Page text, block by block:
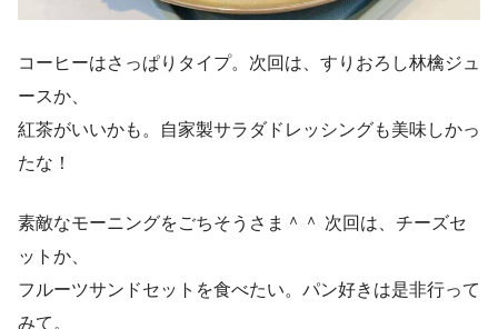
コーヒーはさっぱりタイプ。次回は、すりおろし林檎ジュ
ースか、
紅茶がいいかも。自家製サラダドレッシングも美味しかっ
たな！
素敵なモーニングをごちそうさま＾＾ 次回は、チーズセ
ットか、
フルーツサンドセットを食べたい。パン好きは是非行って
みて。